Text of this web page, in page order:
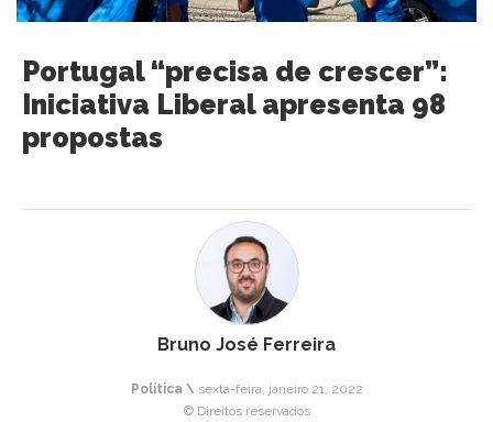
Portugal “precisa de crescer”:
Iniciativa Liberal apresenta 98
propostas
Bruno José Ferreira
Política \ sexta-feira, janeiro 21, 2022
© Direitos reservados